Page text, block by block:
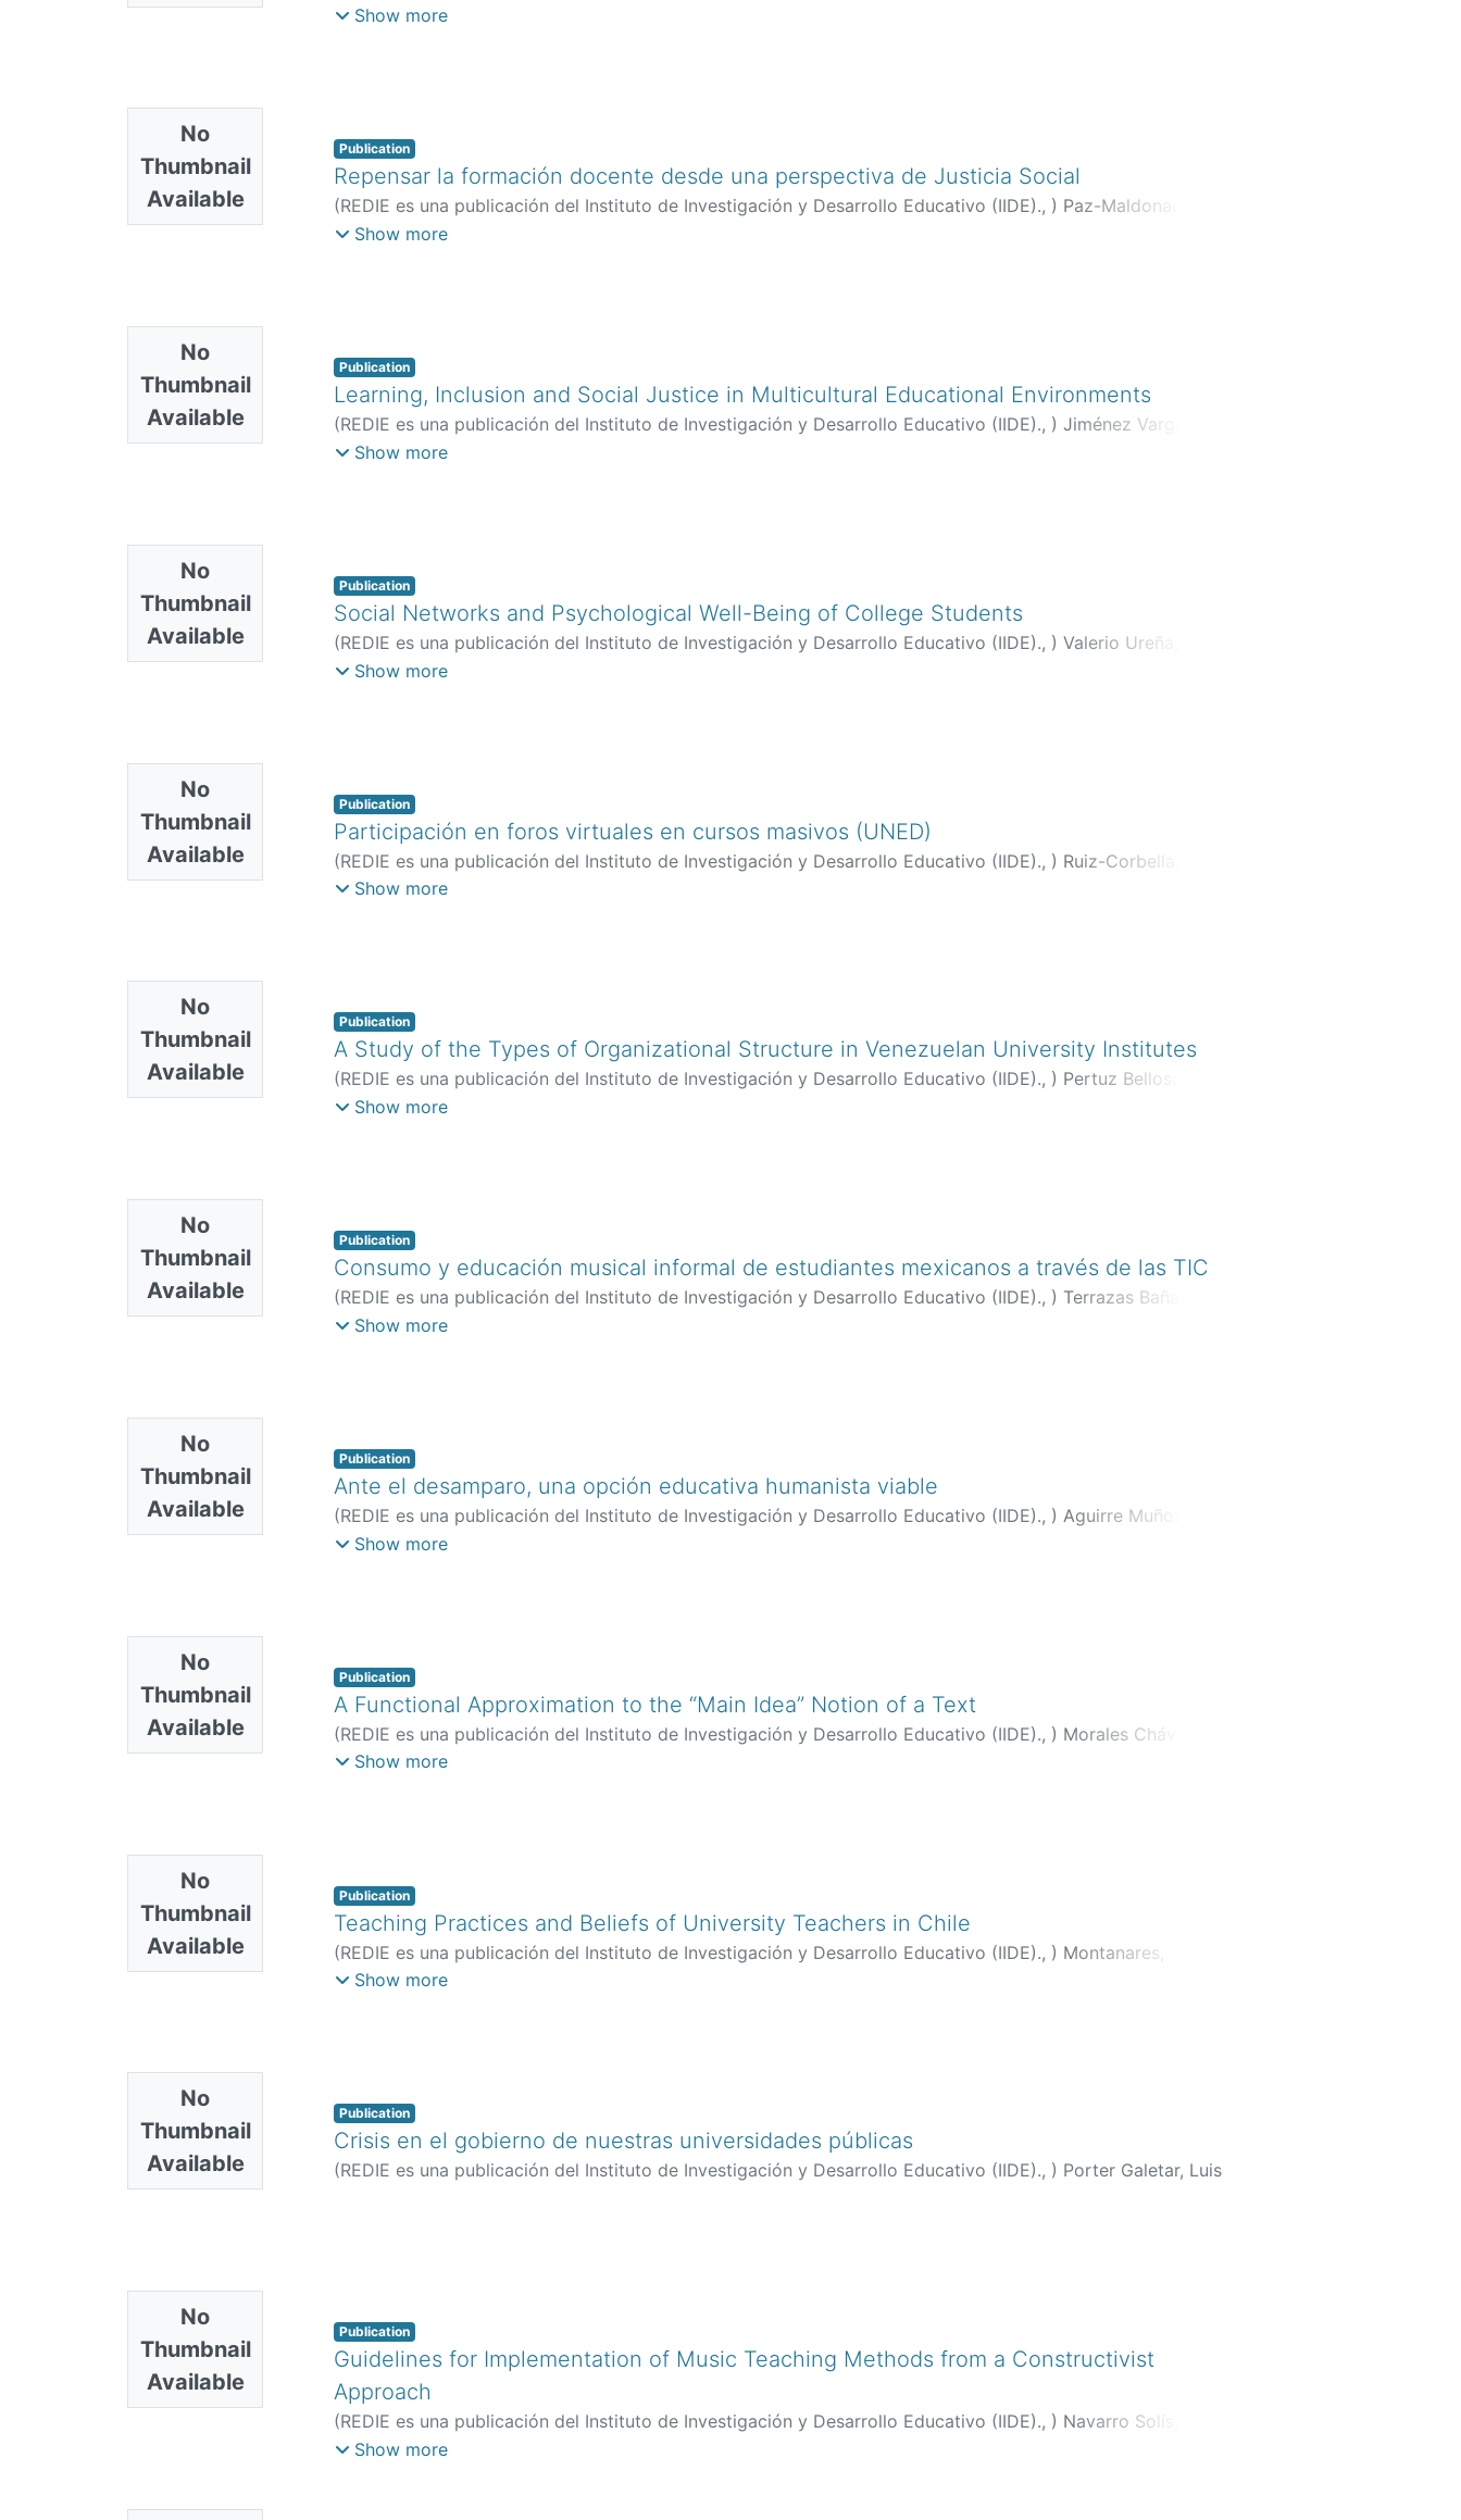
No
Thumbnail
Available
Juan;Heredia, Blanca
Show more
No
Thumbnail
Available
Publication
Repensar la formación docente desde una perspectiva de Justicia Social
(REDIE es una publicación del Instituto de Investigación y Desarrollo Educativo (IIDE)., ) Paz-Maldonado,
EddyShow more
No
Thumbnail
Available
Publication
Learning, Inclusion and Social Justice in Multicultural Educational Environments
(REDIE es una publicación del Instituto de Investigación y Desarrollo Educativo (IIDE)., ) Jiménez Vargas,
Felipe;Lalueza Sazatornil, Jose Luis
Show more
No
Thumbnail
Available
Publication
Social Networks and Psychological Well-Being of College Students
(REDIE es una publicación del Instituto de Investigación y Desarrollo Educativo (IIDE)., ) Valerio Ureña,
Gabriel; Serna Valdivia, River
Show more
No
Thumbnail
Available
Publication
Participación en foros virtuales en cursos masivos (UNED)
(REDIE es una publicación del Instituto de Investigación y Desarrollo Educativo (IIDE)., ) Ruiz-Corbella,
Marta;Diestro Fernández, Alfonso
Show more
No
Thumbnail
Available
Publication
A Study of the Types of Organizational Structure in Venezuelan University Institutes
(REDIE es una publicación del Instituto de Investigación y Desarrollo Educativo (IIDE)., ) Pertuz Belloso,
Rafael Antonio
Show more
No
Thumbnail
Available
Publication
Consumo y educación musical informal de estudiantes mexicanos a través de las TIC
(REDIE es una publicación del Instituto de Investigación y Desarrollo Educativo (IIDE)., ) Terrazas Bañales,
Francia; Lorenzo Quiles, Oswaldo
Show more
No
Thumbnail
Available
Publication
Ante el desamparo, una opción educativa humanista viable
(REDIE es una publicación del Instituto de Investigación y Desarrollo Educativo (IIDE)., ) Aguirre Muñoz,
Lucía Coral
Show more
No
Thumbnail
Available
Publication
A Functional Approximation to the “Main Idea” Notion of a Text
(REDIE es una publicación del Instituto de Investigación y Desarrollo Educativo (IIDE)., ) Morales Chávez,
Germán;Hernández Reyes, Manuel
Show more
No
Thumbnail
Available
Publication
Teaching Practices and Beliefs of University Teachers in Chile
(REDIE es una publicación del Instituto de Investigación y Desarrollo Educativo (IIDE)., ) Montanares,
Elizabeth Gloria
Show more
No
Thumbnail
Available
Publication
Crisis en el gobierno de nuestras universidades públicas
(REDIE es una publicación del Instituto de Investigación y Desarrollo Educativo (IIDE)., ) Porter Galetar, Luis
Publication
Guidelines for Implementation of Music Teaching Methods from a Constructivist
Approach
(REDIE es una publicación del Instituto de Investigación y Desarrollo Educativo (IIDE)., ) Navarro Solís, José
LuisShow more